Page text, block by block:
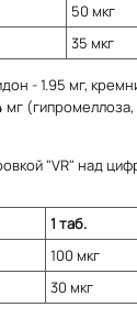
50 мкг
35 мкг
- 1.95 мг,
мг
"VR" над
1 таб.
100 мкг
30 мкг